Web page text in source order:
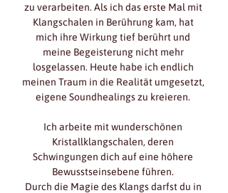
zu verarbeiten. Als ich das erste Mal mit
Klangschalen in Berührung kam, hat
mich ihre Wirkung tief berührt und
meine Begeisterung nicht mehr
losgelassen. Heute habe ich endlich
meinen Traum in die Realität umgesetzt,
eigene Soundhealings zu kreieren.
Ich arbeite mit wunderschönen
Kristallklangschalen, deren
Schwingungen dich auf eine höhere
Bewusstseinsebene führen.
Durch die Magie des Klangs darfst du in